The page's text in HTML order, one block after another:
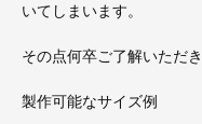
いてしまいます。
その点何卒ご了解いただ
製作可能なサイズ例